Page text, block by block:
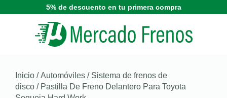
5% de descuento en tu primera compra
Inicio /Automóviles / Sistema de frenos de
disco / Pastilla De Freno Delantero Para Toyota